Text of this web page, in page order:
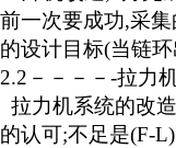
前一次要成功,采集
的设计目标(当链
2.2－－－－-拉力
拉力机系统的改
的认可;不足是(F-L)